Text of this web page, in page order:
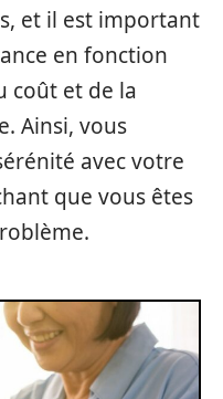
et il est important
en fonction
coût et de la
Ainsi, vous
avec votre
que vous êtes